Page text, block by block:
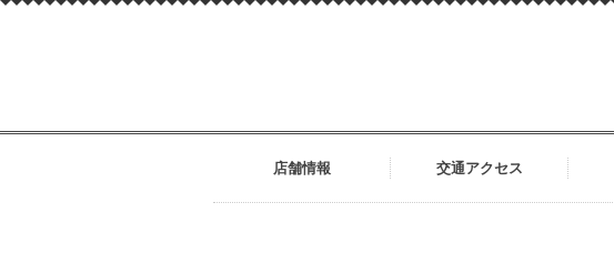
店舗情報 交通アクセス